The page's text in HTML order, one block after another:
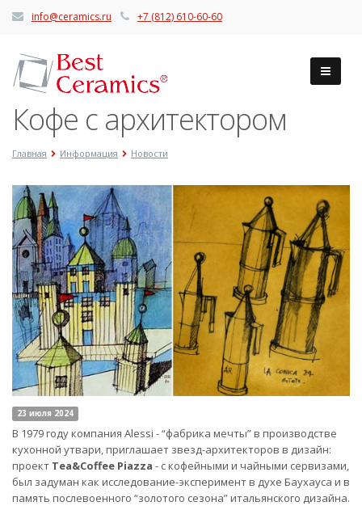
info@ceramics.ru +7 (812) 610-60-60
Кофе с архитектором
Главная Информация Новости
23 июля 2024
В 1979 году компания Alessi - “фабрика мечты” в производстве
кухонной утвари, приглашает звезд-архитекторов в дизайн:
проект Tea&Coffee Piazza - с кофейными и чайными сервизами,
был задуман как исследование-эксперимент в духе Баухауса и в
память послевоенного “золотого сезона” итальянского дизайна.